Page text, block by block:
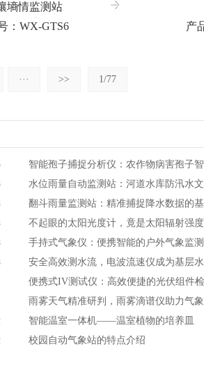
墒情监测站
：WX-GTS6
产
··· >> 1/77
智能孢子捕捉分析仪：农作物病害孢子
水位雨量自动监测站：河道水库防汛水
翻斗雨量监测站：精准捕捉降水数据的
不起眼的太阳光度计，竟是太阳辐射强
手持式气象仪：便携智能的户外气象监
安全高效测水流，电波流速仪成为基层
便携式IV测试仪：高效便捷的光伏组件
雨雾天气精准研判，雨雾滴谱仪助力气
智能温室一体机——温室植物的培养皿
校园自动气象站的特点介绍